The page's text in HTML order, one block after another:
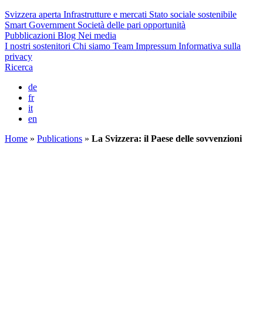
Svizzera aperta Infrastrutture e mercati Stato sociale sostenibile
Smart Government Società delle pari opportunità
Pubblicazioni Blog Nei media
I nostri sostenitori Chi siamo Team Impressum Informativa sulla
privacy
Ricerca
de
fr
it
en
Home » Publications » La Svizzera: il Paese delle sovvenzioni